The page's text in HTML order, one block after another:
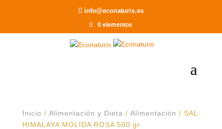
info@econaturis.es
0 elementos
Inicio / Alimentación y Dieta / Alimentación / SAL
HIMALAYA MOLIDA ROSA 500 gr